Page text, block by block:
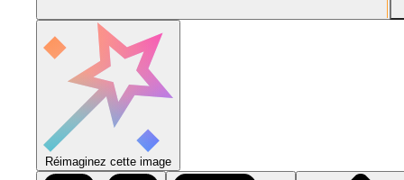
Réimaginez cette image